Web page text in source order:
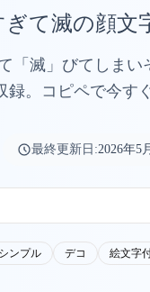
て滅の顔文
「滅」びてしま
録。コピペで今す
最終更新日:2026年5
シンプル デコ 絵文字